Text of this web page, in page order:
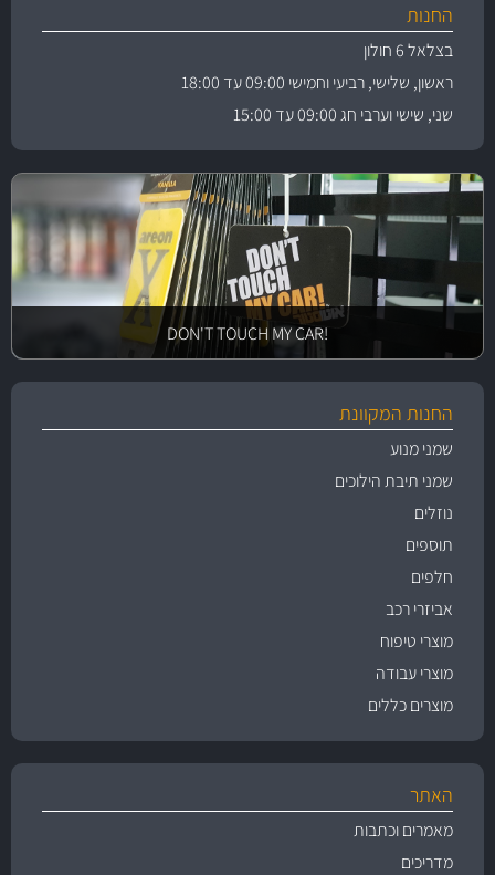
החנות
בצלאל 6 חולון
ראשון, שלישי, רביעי וחמישי 09:00 עד 18:00
שני, שישי וערבי חג 09:00 עד 15:00
!DON'T TOUCH MY CAR
החנות המקוונת
שמני מנוע
שמני תיבת הילוכים
נוזלים
תוספים
חלפים
אביזרי רכב
מוצרי טיפוח
מוצרי עבודה
מוצרים כללים
האתר
מאמרים וכתבות
מדריכים